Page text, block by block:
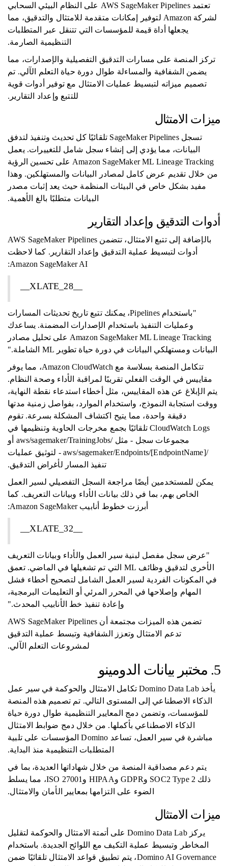
تعتمد AWS SageMaker Pipelines على النظام البيئي السحابي
لشركة Amazon لتوفير إمكانات متقدمة للامتثال والتدقيق، مما
يجعلها أداة قيمة للمؤسسات التي تتنقل عبر المتطلبات
التنظيمية الصارمة.
تركز المنصة على مسارات التدقيق التفصيلية والإصدارات، مما
يضمن الشفافية والمساءلة طوال دورة حياة التعلم الآلي. تم
تصميم ميزاته لتبسيط عمليات الامتثال مع توفير أدوات قوية
للتتبع وإعداد التقارير.
ميزات الامتثال
تسجل SageMaker Pipelines تلقائيًا كل تحديث وتنفيذ لتدفق
البيانات، مما يؤدي إلى إنشاء سجل شامل للتغييرات. يعمل
Amazon SageMaker ML Lineage Tracking على تحسين الرؤية
من خلال تقديم عرض كامل لمصادر البيانات والمستهلكين. وهذا
مفيد بشكل خاص في البيئات المنظمة حيث يعد إثبات مصدر
البيانات متطلبًا بالغ الأهمية.
أدوات التدقيق وإعداد التقارير
بالإضافة إلى تتبع الامتثال، تتضمن AWS SageMaker Pipelines
أدوات لتبسيط عملية التدقيق وإعداد التقارير. كما لاحظت
Amazon SageMaker AI:
__XLATE_28__
"باستخدام Pipelines، يمكنك تتبع تاريخ تحديثات المسارات
وعمليات التنفيذ باستخدام الإصدارات المضمنة. يساعدك
Amazon SageMaker ML Lineage Tracking على تحليل مصادر
البيانات ومستهلكي البيانات في دورة حياة تطوير ML الشاملة."
تتكامل المنصة بسلاسة مع Amazon CloudWatch، مما يوفر
مقاييس في الوقت الفعلي تقريبًا لمراقبة الأداء وصحة النظام.
يتم الإبلاغ عن هذه المقاييس، مثل أخطاء استدعاء نقطة النهاية،
ووقت استجابة النموذج، واستخدام الموارد، بفواصل زمنية مدتها
دقيقة واحدة، مما يتيح اكتشاف المشكلة بسرعة. تقوم
CloudWatch Logs تلقائيًا بجمع مخرجات الحاوية وتنظيمها في
مجموعات سجل - مثل /aws/sagemaker/TrainingJobs أو
/aws/sagemaker/Endpoints/[EndpointName] - لتوثيق عمليات
تنفيذ المسار لأغراض التدقيق.
يمكن للمستخدمين أيضًا مراجعة السجل التفصيلي لسير العمل
الخاص بهم، بما في ذلك بيانات الأداء وبيانات التعريف. كما
أبرزت خطوط أنابيب Amazon SageMaker:
"عرض سجل مفصل لبنية سير العمل والأداء وبيانات التعريف
الأخرى لتدقيق وظائف ML التي تم تشغيلها في الماضي. تعمق
في المكونات الفردية لسير العمل الشامل لتصحيح أخطاء فشل
المهام وإصلاحها في المحرر المرئي أو التعليمات البرمجية،
وإعادة تنفيذ خط الأنابيب المحدث."
تضمن هذه الميزات مجتمعة أن AWS SageMaker Pipelines
تدعم الامتثال وتعزز الشفافية وتبسط عملية التدقيق
لمشروعات التعلم الآلي.
5. مختبر بيانات الدومينو
يأخذ Domino Data Lab تكامل الامتثال والحوكمة في سير عمل
الذكاء الاصطناعي إلى المستوى التالي. تم تصميم هذه المنصة
للمؤسسات، وتضمن دمج المعايير التنظيمية طوال دورة حياة
الذكاء الاصطناعي بأكملها. من خلال دمج ضوابط الامتثال
مباشرة في سير العمل، تساعد Domino المؤسسات على تلبية
المتطلبات التنظيمية منذ البداية.
يتم دعم مصداقية المنصة من خلال شهاداتها العديدة، بما في
ذلك SOC2 Type 2 وGDPR وHIPAA وISO 27001، مما يسلط
الضوء على التزامها بمعايير الأمان والامتثال.
ميزات الامتثال
يركز Domino Data Lab على أتمتة الامتثال والحوكمة لتقليل
المخاطر وتبسيط عملية التكيف مع اللوائح الجديدة. باستخدام
Domino AI Governance، يتم تطبيق قواعد الامتثال تلقائيًا ضمن